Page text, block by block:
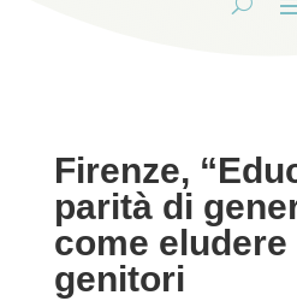
Firenze,
parità di
come
genitori